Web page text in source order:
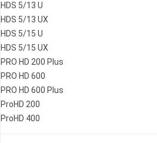
HDS 5/13 U
HDS 5/13 UX
HDS 5/15 U
HDS 5/15 UX
PRO HD 200 Plus
PRO HD 600
PRO HD 600 Plus
ProHD 200
ProHD 400